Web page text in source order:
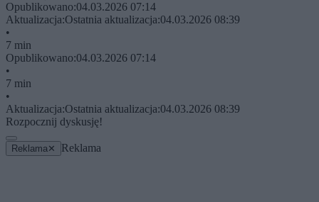
Opublikowano:04.03.2026 07:14
Aktualizacja:Ostatnia aktualizacja:04.03.2026 08:39
•
7 min
Opublikowano:04.03.2026 07:14
•
7 min
•
Aktualizacja:Ostatnia aktualizacja:04.03.2026 08:39
Rozpocznij dyskusję!
Reklama ✕ Reklama